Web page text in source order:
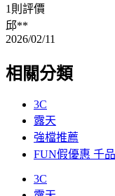
1則評價
邱**
2026/02/11
相關分類
3C
露天
強檔推薦
FUN假優惠 千
3C